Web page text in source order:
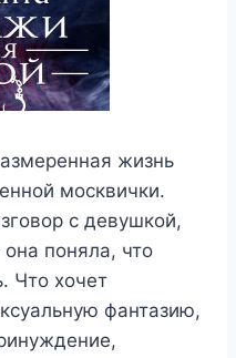
жизнь
москвички.
с девушкой,
поняла, что
Что хочет
фантазию,